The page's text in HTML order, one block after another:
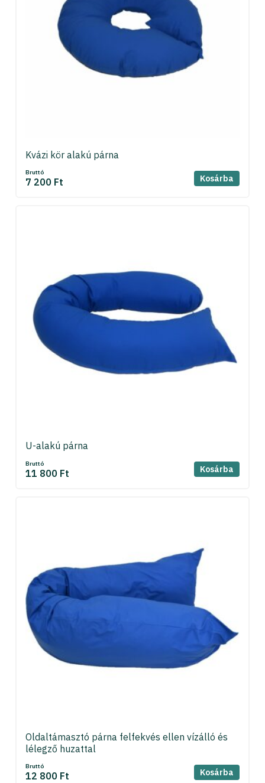
Kvázi kör alakú párna
Bruttó
7 200 Ft Kosárba
U-alakú párna
Bruttó
11 800 Ft Kosárba
Oldaltámasztó párna felfekvés ellen vízálló és
lélegző huzattal
Bruttó
12 800 Ft Kosárba